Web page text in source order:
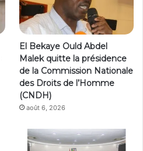
El Bekaye Ould Abdel
Malek quitte la présidence
de la Commission Nationale
des Droits de l’Homme
(CNDH)
août 6, 2026